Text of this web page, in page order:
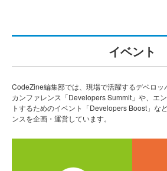
イベント
CodeZine編集部では、現場で活躍するデベロ
カンファレンス「Developers Summit」や、エ
トするためのイベント「Developers Boost」な
ンスを企画・運営しています。